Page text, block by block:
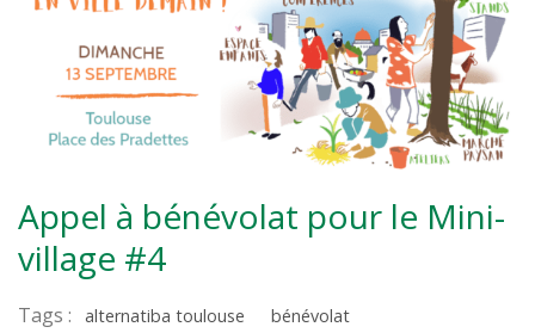
Appel à bénévolat pour le Mini-
village #4
Tags : alternatiba toulouse bénévolat